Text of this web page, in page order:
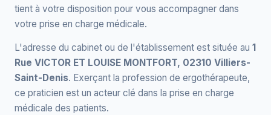
tient à votre disposition pour vous accompagner dans
votre prise en charge médicale.
L'adresse du cabinet ou de l'établissement est située au 1
Rue VICTOR ET LOUISE MONTFORT, 02310 Villiers-
Saint-Denis. Exerçant la profession de ergothérapeute,
ce praticien est un acteur clé dans la prise en charge
médicale des patients.